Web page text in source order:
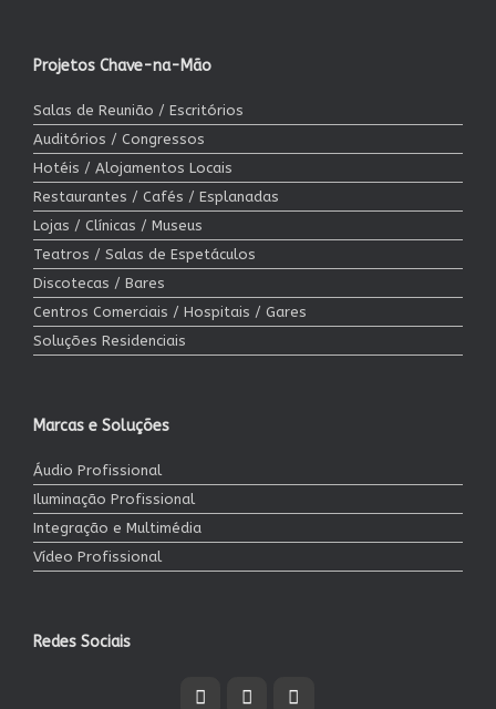
Projetos Chave-na-Mão
Salas de Reunião / Escritórios
Auditórios / Congressos
Hotéis / Alojamentos Locais
Restaurantes / Cafés / Esplanadas
Lojas / Clínicas / Museus
Teatros / Salas de Espetáculos
Discotecas / Bares
Centros Comerciais / Hospitais / Gares
Soluções Residenciais
Marcas e Soluções
Áudio Profissional
Iluminação Profissional
Integração e Multimédia
Vídeo Profissional
Redes Sociais